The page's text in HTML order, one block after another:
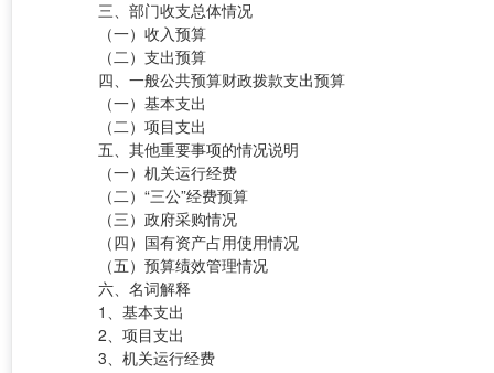
三、部门收支总体情况
（一）收入预算
（二）支出预算
四、一般公共预算财政拨款支出预算
（一）基本支出
（二）项目支出
五、其他重要事项的情况说明
（一）机关运行经费
（二）“三公”经费预算
（三）政府采购情况
（四）国有资产占用使用情况
（五）预算绩效管理情况
六、名词解释
1、基本支出
2、项目支出
3、机关运行经费